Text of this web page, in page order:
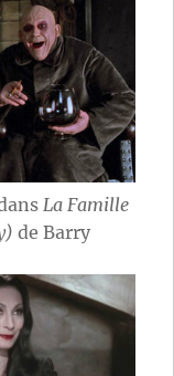
La Famille
de Barry